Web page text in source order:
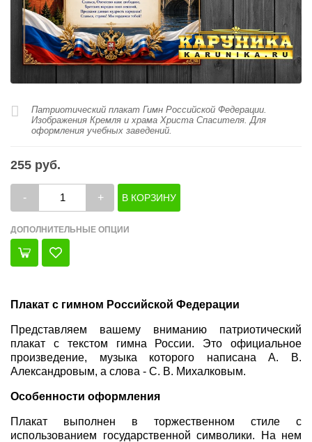
Патриотический плакат Гимн Российской Федерации.
Изображения Кремля и храма Христа Спасителя. Для
оформления учебных заведений.
255 руб.
- +
ДОПОЛНИТЕЛЬНЫЕ ОПЦИИ
Плакат с гимном Российской Федерации
Представляем вашему вниманию патриотический
плакат с текстом гимна России. Это официальное
произведение, музыка которого написана А. В.
Александровым, а слова - С. В. Михалковым.
Особенности оформления
Плакат выполнен в торжественном стиле с
использованием государственной символики. На нем